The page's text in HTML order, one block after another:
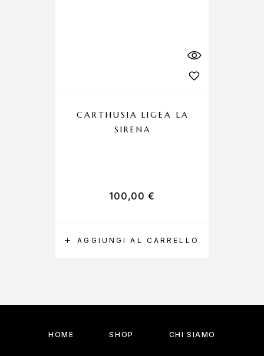
AGGIUNGI AL CARRELLO
CARTHUSIA LIGEA LA
SIRENA
100,00 €
HOME SHOP CHI SIAMO